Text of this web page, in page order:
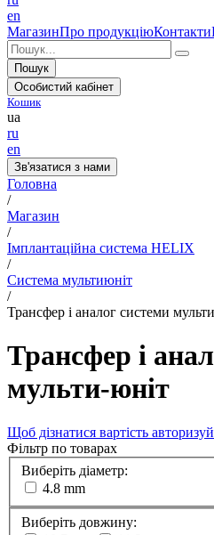
en
МагазинПро продукціюКонтакти
Пошук
Особистий кабінет
Кошик
ua
ru
en
Зв'язатися з нами
Головна
/
Магазин
/
Імплантаційна система HELIX
/
Система мультиюніт
/
Трансфер і аналог системи
Трансфер і
мульти-юніт
Щоб дізнатися вартість
Фільтр по товарах
Виберіть діаметр:
4.8 mm
Виберіть довжину: